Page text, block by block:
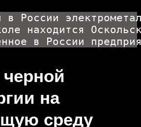
в России
находится
в России
на
среду